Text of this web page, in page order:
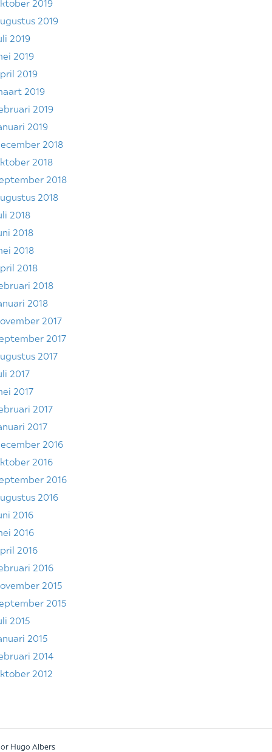
2019
2019
2019
2019
2019
2019
2019
2019
2018
2018
2018
2018
2018
2018
2018
2018
2018
2018
2017
2017
2017
2017
2017
2017
2017
2016
2016
2016
2016
2016
2016
2016
2016
2015
2015
2015
2015
2014
2012
Hugo Albers